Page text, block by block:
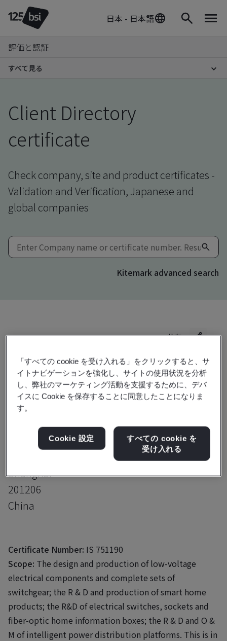
日本 - 日本語
評価と認証
すべて見る
Client Directory
certificate
Check company, site and product certificates -
Validation and Verification, Japanese and
global companies
Kitemark advanced search
共有:
ISO/IEC 27001:2022
Shanghai Liangxin Electrical Co., Ltd.
No. 2000, South Shenjiang Road
Shanghai
201206
China
Certificate Number: IS 751190
Scope: The design and production of low-voltage
electrical components and complete sets of
switchgear; the R & D and production of smart home
products; the R&D of electrical switches, sockets and
fiber-optic home information boxes; the R & D and O &
M of intelligent power distribution platforms. This is in
「すべての cookie を受け入れる」をクリックすると、サ
イトナビゲーションを強化し、サイトの使用状況を分析
し、弊社のマーケティング活動を支援するために、デバ
イスに Cookie を保存することに同意したことになりま
す。
Cookie 設定
すべての cookie を
受け入れる